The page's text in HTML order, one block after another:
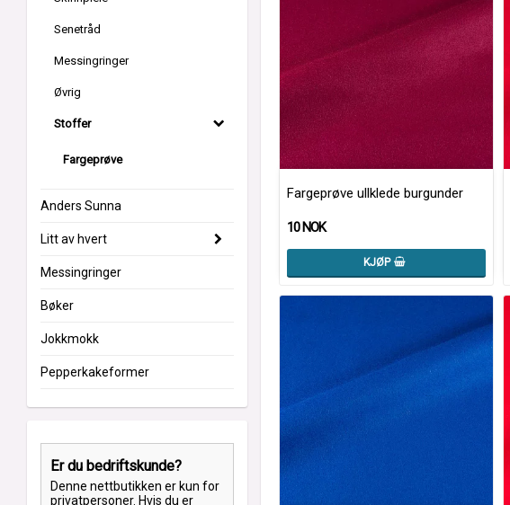
Senetråd
Messingringer
Øvrig
Stoffer
Fargeprøve
Anders Sunna
Litt av hvert
Messingringer
Bøker
Jokkmokk
Pepperkakeformer
Er du bedriftskunde?
Denne nettbutikken er kun for
privatpersoner. Hvis du er
Fargeprøve ullklede burgunder
10 NOK
KJØP